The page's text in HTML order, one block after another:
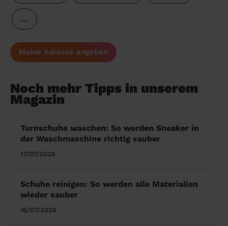
…
Meine Adresse angeben
Noch mehr Tipps in unserem
Magazin
Turnschuhe waschen: So werden Sneaker in
der Waschmaschine richtig sauber
17/07/2026
Schuhe reinigen: So werden alle Materialien
wieder sauber
16/07/2026